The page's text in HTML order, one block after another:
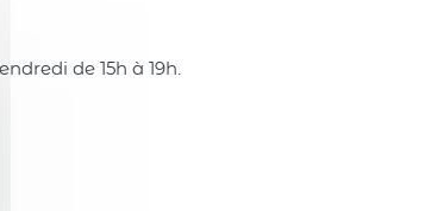
de 15h à 19h.